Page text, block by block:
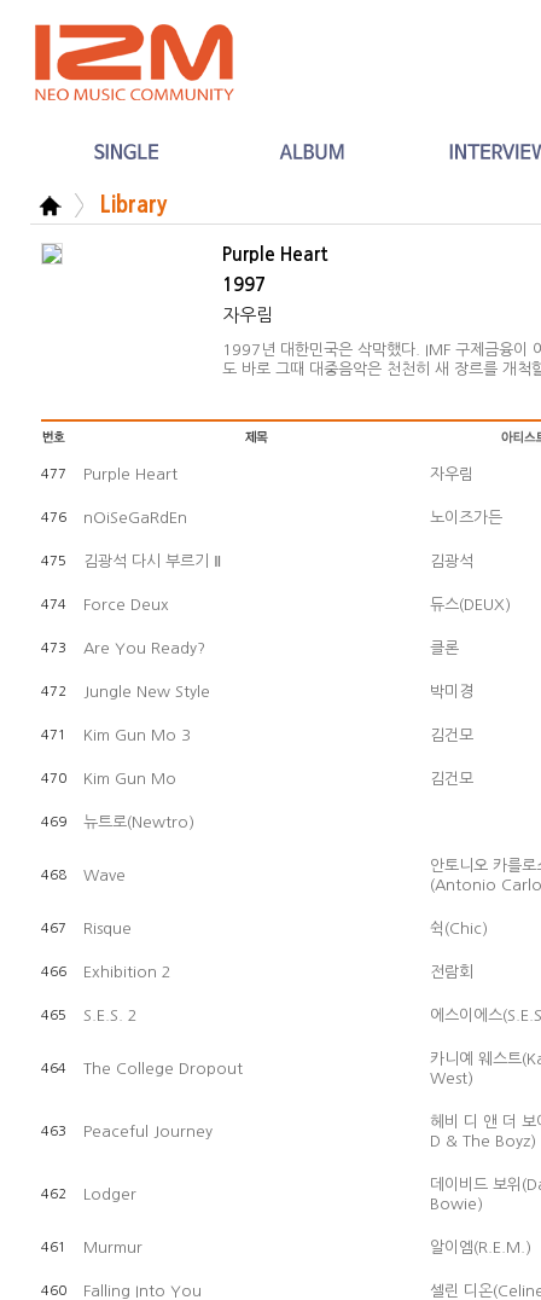
Library
Purple Heart
1997
자우림
1997년 대한민국은 삭막했다. IMF 구제금융이
도 바로 그때 대중음악은 천천히 새 장르를 개척
477 Purple Heart 자우림
476 nOiSeGaRdEn 노이즈가든
475 김광석 다시 부르기 Ⅱ 김광석
474 Force Deux 듀스(DEUX)
473 Are You Ready? 클론
472 Jungle New Style 박미경
471 Kim Gun Mo 3 김건모
470 Kim Gun Mo 김건모
469 뉴트로(Newtro)
468 Wave
안토니오 카를로
(Antonio
467 Risque 쉭(Chic)
466 Exhibition 2 전람회
465 S.E.S. 2 에스이에스
464 The College Dropout
카니예 웨스트
West)
463 Peaceful Journey
헤비 디 앤 더
D & The Boyz)
462 Lodger
데이비드 보위
Bowie)
461 Murmur 알이엠(R.E.M.)
460 Falling Into You 셀린 디온